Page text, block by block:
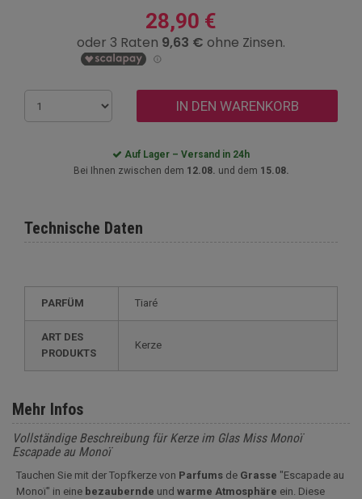
28,90 €
IN DEN WARENKORB
Auf Lager – Versand in 24h
Bei Ihnen zwischen dem 12.08. und dem 15.08.
Technische Daten
PARFÜM Tiaré
ART DES
PRODUKTS
Kerze
Mehr Infos
Vollständige Beschreibung für Kerze im Glas Miss Monoï
Escapade au Monoï
Tauchen Sie mit der Topfkerze von Parfums de Grasse "Escapade au
Monoï" in eine bezaubernde und warme Atmosphäre ein. Diese